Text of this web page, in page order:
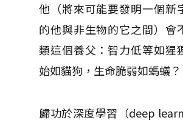
他（將來可能要發明一個新
的他與非生物的它之間）會
類這個養父：智力低等如猩
始如貓狗，生命脆弱如螞蟻？
歸功於深度學習（deep